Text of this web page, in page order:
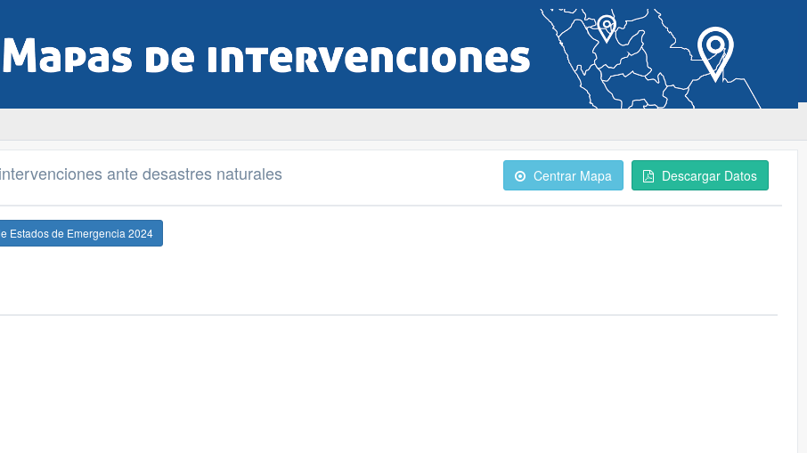
ante desastres naturales Centrar Mapa Descargar Datos
Estados de Emergencia 2024